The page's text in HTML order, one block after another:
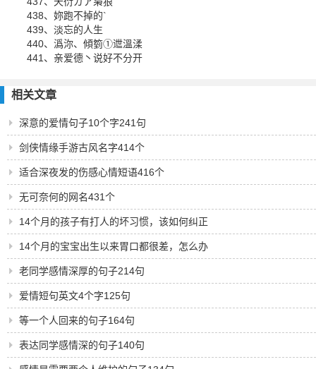
438、妳跑不掉的`
439、淡忘的人生
440、潙沵、傾箌①迣溫渘
441、亲爱德丶说好不分开
相关文章
深意的爱情句子10个字241句
剑侠情缘手游古风名字414个
适合深夜发的伤感心情短语416个
无可奈何的网名431个
14个月的孩子有打人的坏习惯，该如何纠正
14个月的宝宝出生以来胃口都很差，怎么办
老同学感情深厚的句子214句
爱情短句英文4个字125句
等一个人回来的句子164句
表达同学感情深的句子140句